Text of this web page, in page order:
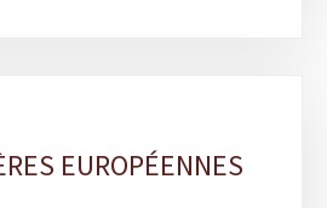
EUROPÉENNES